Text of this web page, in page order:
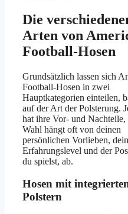
Die
Arten von
Football-Hosen
Grundsätzlich lassen sich
Football-Hosen in zwei
Hauptkategorien einteilen,
auf der Art der Polsterung.
hat ihre Vor- und Nachteile,
Wahl hängt oft von deinen
persönlichen Vorlieben,
Erfahrungslevel und der
du spielst, ab.
Hosen mit
Polstern